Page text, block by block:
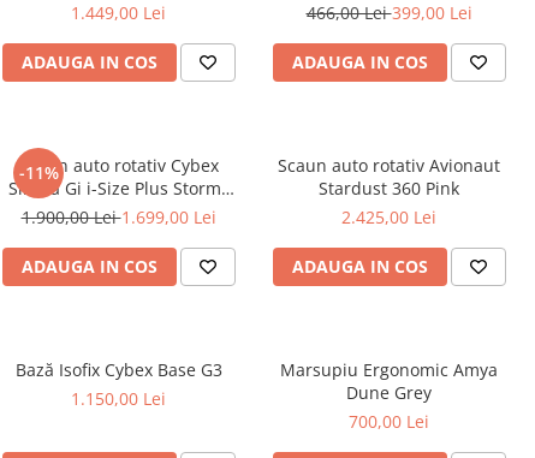
1.449,00 Lei
ADAUGA IN COS
466,00 Lei399,00 Lei
ADAUGA IN COS
-11%
Scaun auto rotativ Cybex
Sirona Gi i-Size Plus Stormy
Blue
1.900,00 Lei1.699,00 Lei
ADAUGA IN COS
Scaun auto rotativ Avionaut
Stardust 360 Pink
2.425,00 Lei
ADAUGA IN COS
Bază Isofix Cybex Base G3
1.150,00 Lei
Marsupiu Ergonomic Amya
Dune Grey
700,00 Lei